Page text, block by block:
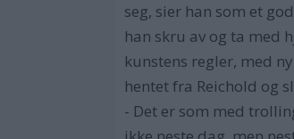
seg, sier han som et
han skru av og ta med
kunstens regler, med
hentet fra Reichold og
- Det er som med